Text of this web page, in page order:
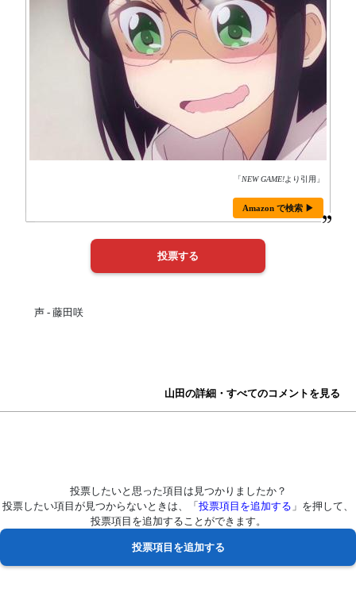
「NEW GAME!より引用」
Amazon で検索 ▶
声 - 藤田咲
山田の詳細・すべてのコメントを見る
投票したいと思った項目は見つかりましたか？
投票したい項目が見つからないときは、「 投票項目を追加する 」を押して、
投票項目を追加することができます。